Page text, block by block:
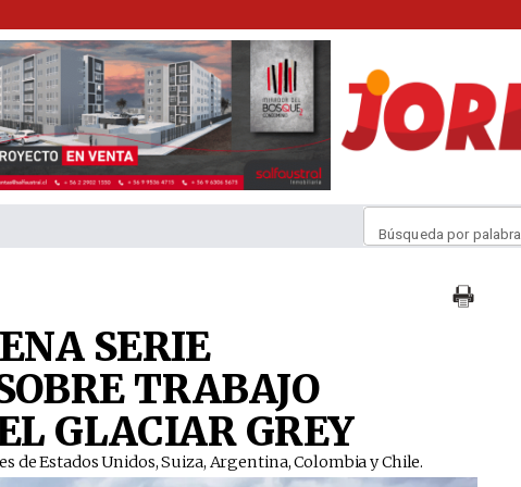
Búsqueda por palabra
SERIE
TRABAJO
GLACIAR GREY
de Estados Unidos, Suiza, Argentina, Colombia y Chile.